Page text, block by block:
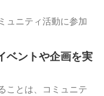
ュニティ活動に参加
ベントや企画を実
ことは、コミュニテ